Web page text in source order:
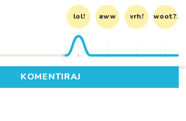
lol! aww vrh! woot?!
KOMENTIRAJ